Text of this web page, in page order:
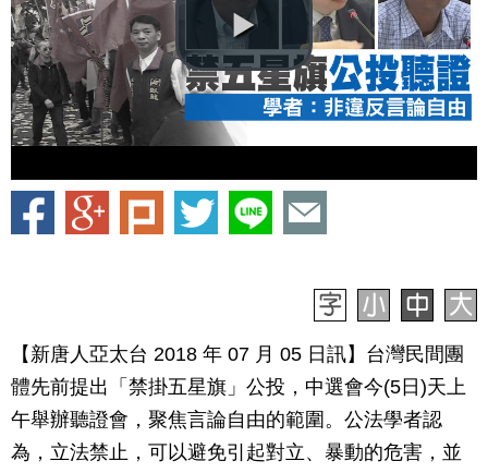
【新唐人亞太台 2018 年 07 月 05 日訊】台灣民間團
體先前提出「禁掛五星旗」公投，中選會今(5日)天上
午舉辦聽證會，聚焦言論自由的範圍。公法學者認
為，立法禁止，可以避免引起對立、暴動的危害，並